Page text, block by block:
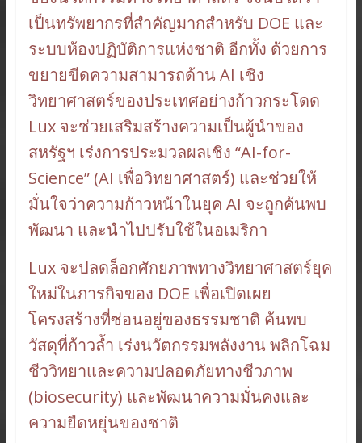
เป็นทรัพยากรที่สำคัญมากสำหรับ DOE และ
ระบบห้องปฏิบัติการแห่งชาติ อีกทั้ง ด้วยการ
ขยายขีดความสามารถด้าน AI เชิง
วิทยาศาสตร์ของประเทศอย่างก้าวกระโดด
Lux จะช่วยเสริมสร้างความเป็นผู้นำของ
สหรัฐฯ เร่งการประมวลผลเชิง “AI-for-
Science” (AI เพื่อวิทยาศาสตร์) และช่วยให้
มั่นใจว่าความก้าวหน้าในยุค AI จะถูกค้นพบ
พัฒนา และนำไปปรับใช้ในอเมริกา
Lux จะปลดล็อกศักยภาพทางวิทยาศาสตร์ยุค
ใหม่ในภารกิจของ DOE เพื่อเปิดเผย
โครงสร้างที่ซ่อนอยู่ของธรรมชาติ ค้นพบ
วัสดุที่ก้าวล้ำ เร่งนวัตกรรมพลังงาน พลิกโฉม
ชีววิทยาและความปลอดภัยทางชีวภาพ
(biosecurity) และพัฒนาความมั่นคงและ
ความยืดหยุ่นของชาติ